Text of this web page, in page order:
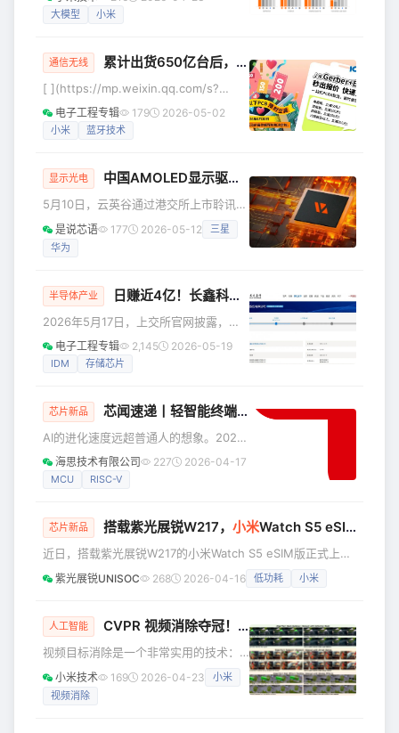
认证，有效降低蓝光与频闪，长时间使
包含 MiMo-V2.5、V2.5-Pro 、V2.5-
强的指令遵循与模糊指令理解，更好的
用”到“好用”的全面跨越。 与此同时，我
们也对 Token Plan 定价方案
大模型 小米
通信无线 累计出货650亿台后，蓝牙下一个100亿的“中国密码”
[ ](https://mp.weixin.qq.com/s?
1998年5月，爱立信、IBM、英特尔、诺
电子工程专辑 179 2026-05-02
小米 蓝牙技术
显示光电 中国AMOLED显示驱动芯片第一股即将来了！
5月10日，云英谷通过港交所上市聆讯。
作为中国大陆唯一在AMOLED驱动芯片
前装市场实现千万级量产并进入主流手
片产业迈入资本化新阶段，有望加速打
破海外厂商长期垄断。 云英谷科技成立
于2012年，总部坐落于北京，是国内领
先的无晶圆厂（Fabless）半导体设计企
业，核心聚焦AMOLED显示驱动芯片、
是说芯语 177 2026-05-12
三星
华为
半导体产业 日赚近4亿！长鑫科技IPO重启
2026年5月17日，上交所官网披露，长
鑫科技集团股份有限公司（以下简称“长
鑫科技”）科创板IPO审核状态由“中止”恢
司补充2025年年报及2026年一季度经
报道，长鑫科技本次科创板IPO拟募集资
金295亿元，为科创板开板以来募资规模
第二大项目。资金将投向存储器晶圆制
电子工程专辑 2,145 2026-05-19
IDM 存储芯片
芯片新品 芯闻速递丨轻智能终端成家电增长极，MCU是重中之重
AI的进化速度远超普通人的想象。2025
年春晚人形机器人还只能进行慢节奏、
带机械感的秧歌表演，2026年春晚人形
在自动驾驶、视频生成、代码生成等众
域，AI正逐步打破传统云端数据计算的
束缚，将自我学习、独立思考、定期进
侧AI”。 随着多模态轻量化、端云协同
海思技术有限公司 227 2026-04-17
MCU RISC-V
芯片新品 搭载紫光展锐W217， 小米Watch S5 eSIM版上市，超长续航芯体验
近日，搭载紫光展锐W217的小米Watch S5 eSIM版正式上
市，该产品在续航、独立通信、运动健康监测及定位精度等关
S5配备1.48英寸AMOLED高清大屏，采用10.99mm的轻薄不
锈钢表体，重量仅46克，表圈为46mm一体式设计。无缝衔
接的纤薄机身配合精致细节工艺，整体视
紫光展锐UNISOC 268 2026-04-16 低功耗 小米
人工智能 CVPR 视频消除夺冠！ 小米开源视频消除神器
视频目标消除是一个非常实用的技术：
当你在美丽的风景里拍了一段视频或
livephoto，而回看的时候发现画面中有
小米技术 169 2026-04-23
小米
视频消除